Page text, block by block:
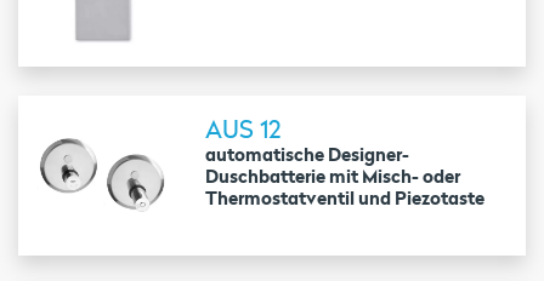
AUS 12
automatische Designer-
Duschbatterie mit Misch- oder
Thermostatventil und Piezotaste